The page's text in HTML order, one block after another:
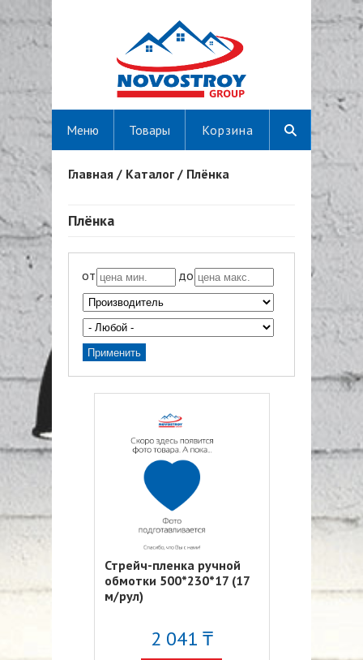
Корзина
Меню Товары
Вы здесь
Главная / Каталог / Плёнка
Плёнка
от до
Стрейч-пленка ручной
обмотки 500*230*17 (17
м/рул)
2 041 ₸